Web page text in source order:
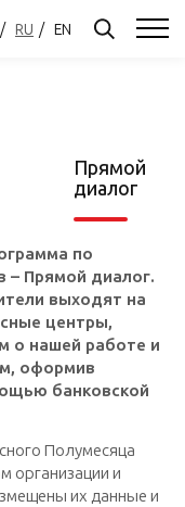
RU EN
Прямой
диалог
по
– Прямой диалог.
выходят на
центры,
о нашей работе и
оформив
банковской
Полумесяца
организации и
их данные и